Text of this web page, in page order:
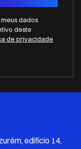
dados
deste
de privacidade
edifício 14,